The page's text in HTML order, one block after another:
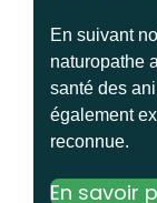
En suivant
naturopathe
santé des
également
reconnue.
En savoir